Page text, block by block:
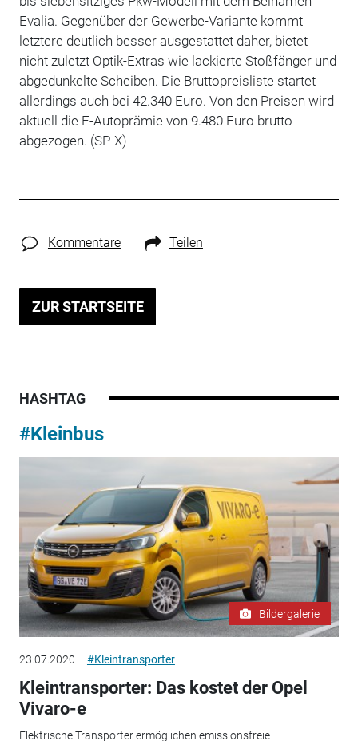
Evalia. Gegenüber der Gewerbe-Variante kommt
letztere deutlich besser ausgestattet daher, bietet
nicht zuletzt Optik-Extras wie lackierte Stoßfänger und
abgedunkelte Scheiben. Die Bruttopreisliste startet
allerdings auch bei 42.340 Euro. Von den Preisen wird
aktuell die E-Autoprämie von 9.480 Euro brutto
abgezogen. (SP-X)
Kommentare Teilen
ZUR STARTSEITE
HASHTAG
#Kleinbus
Bildergalerie
23.07.2020 #Kleintransporter
Kleintransporter: Das kostet der Opel
Vivaro-e
Elektrische Transporter ermöglichen emissionsfreie